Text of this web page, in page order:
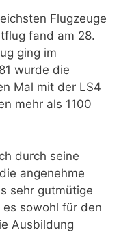
Flugzeuge
fand am 28.
ging im
wurde die
Mal mit der LS4
mehr als 1100
durch seine
angenehme
sehr gutmütige
es sowohl für den
Ausbildung